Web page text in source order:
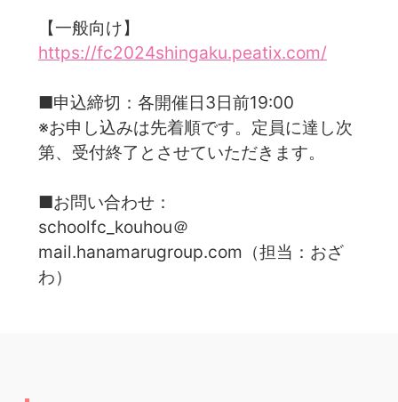
【一般向け】
https://fc2024shingaku.peatix.com/
■申込締切：各開催日3日前19:00
※お申し込みは先着順です。定員に達し次
第、受付終了とさせていただきます。
■お問い合わせ：
schoolfc_kouhou＠
mail.hanamarugroup.com（担当：おざ
わ）